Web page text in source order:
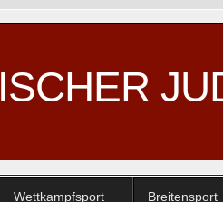
Wettkampfsport Breitensport